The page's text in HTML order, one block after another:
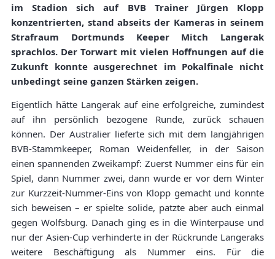
im Stadion sich auf BVB Trainer Jürgen Klopp
konzentrierten, stand abseits der Kameras in seinem
Strafraum Dortmunds Keeper Mitch Langerak
sprachlos. Der Torwart mit vielen Hoffnungen auf die
Zukunft konnte ausgerechnet im Pokalfinale nicht
unbedingt seine ganzen Stärken zeigen.
Eigentlich hätte Langerak auf eine erfolgreiche, zumindest
auf ihn persönlich bezogene Runde, zurück schauen
können. Der Australier lieferte sich mit dem langjährigen
BVB-Stammkeeper, Roman Weidenfeller, in der Saison
einen spannenden Zweikampf: Zuerst Nummer eins für ein
Spiel, dann Nummer zwei, dann wurde er vor dem Winter
zur Kurzzeit-Nummer-Eins von Klopp gemacht und konnte
sich beweisen – er spielte solide, patzte aber auch einmal
gegen Wolfsburg. Danach ging es in die Winterpause und
nur der Asien-Cup verhinderte in der Rückrunde Langeraks
weitere Beschäftigung als Nummer eins. Für die